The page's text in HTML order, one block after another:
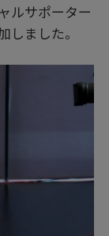
ルサポーター
しました。